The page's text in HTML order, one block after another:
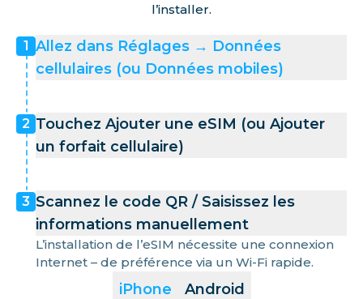
l’installer.
iPhone Android
1 Allez dans Réglages → Données
cellulaires (ou Données mobiles)
2 Touchez Ajouter une eSIM (ou Ajouter
un forfait cellulaire)
3 Scannez le code QR / Saisissez les
informations manuellement
L’installation de l’eSIM nécessite une connexion
Internet – de préférence via un Wi-Fi rapide.